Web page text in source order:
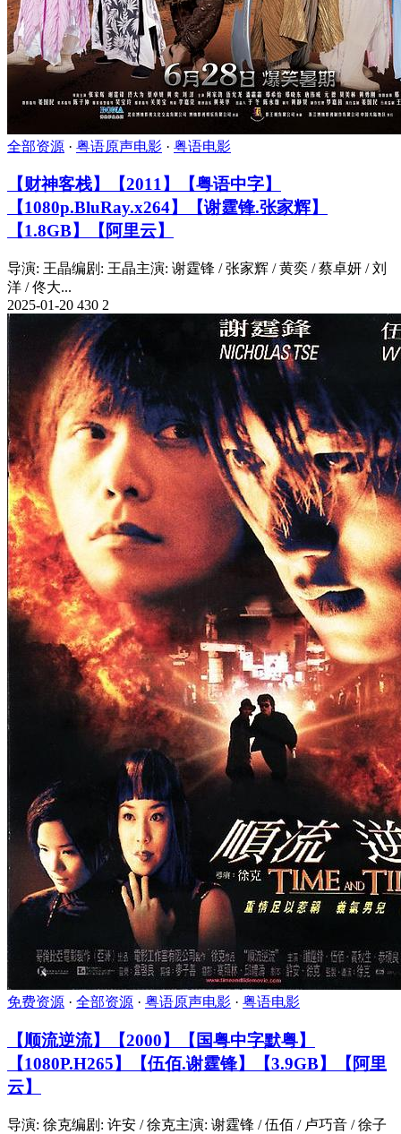
全部资源 · 粤语原声电影 · 粤语电影
【财神客栈】【2011】【粤语中字】
【1080p.BluRay.x264】【谢霆锋.张家辉】
【1.8GB】【阿里云】
导演: 王晶编剧: 王晶主演: 谢霆锋 / 张家辉 / 黄奕 / 蔡卓妍 / 刘
洋 / 佟大...
2025-01-20 430 2
免费资源 · 全部资源 · 粤语原声电影 · 粤语电影
【顺流逆流】【2000】【国粤中字默粤】
【1080P.H265】【伍佰.谢霆锋】【3.9GB】【阿里
云】
导演: 徐克编剧: 许安 / 徐克主演: 谢霆锋 / 伍佰 / 卢巧音 / 徐子